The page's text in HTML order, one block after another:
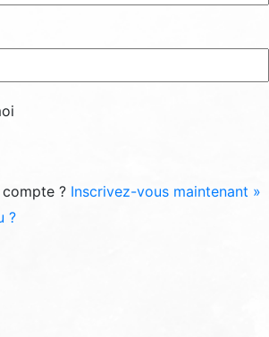
compte ? Inscrivez-vous maintenant »
?